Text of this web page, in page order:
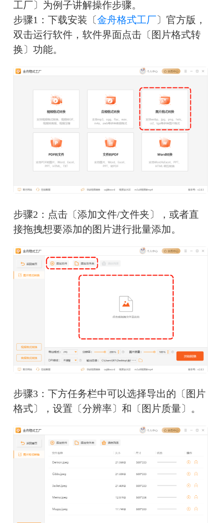
工厂〕为例子讲解操作步骤。
步骤1：下载安装〔金舟格式工厂〕官方版，
双击运行软件，软件界面点击〔图片格式转
换〕功能。
步骤2：点击〔添加文件/文件夹〕，或者直
接拖拽想要添加的图片进行批量添加。
步骤3：下方任务栏中可以选择导出的〔图片
格式〕，设置〔分辨率〕和〔图片质量〕。